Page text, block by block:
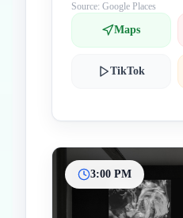
Source: Google Places
Maps
TikTok
3:00 PM